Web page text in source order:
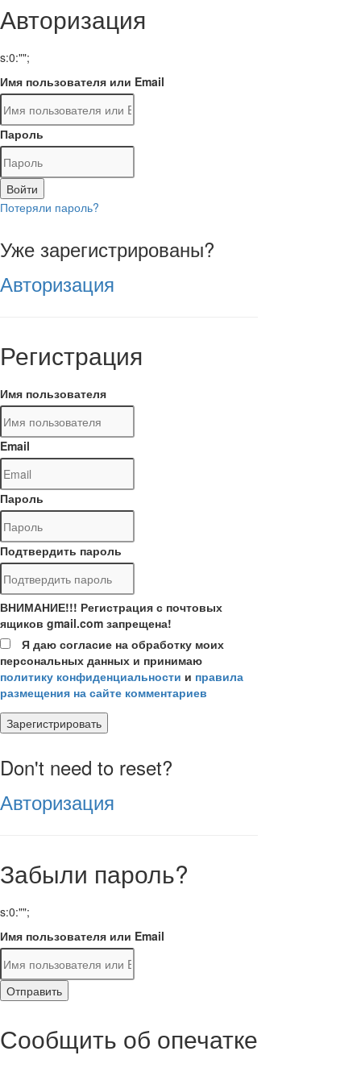
Авторизация
s:0:"";
Имя пользователя или Email
Пароль
Войти
Потеряли пароль?
Уже зарегистрированы?
Авторизация
Регистрация
Имя пользователя
Email
Пароль
Подтвердить пароль
ВНИМАНИЕ!!! Регистрация с почтовых
ящиков gmail.com запрещена!
Я даю согласие на обработку моих
персональных данных и принимаю
политику конфиденциальности и правила
размещения на сайте комментариев
Зарегистрировать
Don't need to reset?
Авторизация
Забыли пароль?
s:0:"";
Имя пользователя или Email
Отправить
Сообщить об опечатке